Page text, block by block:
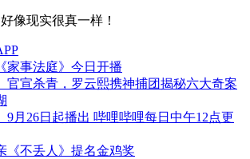
像现实很真一样！
家事法庭》今日开播
官宣杀青，罗云熙携神捕团揭秘六大奇案
9月26日起播出 哔哩哔哩每日中午12点更
《不丢人》提名金鸡奖